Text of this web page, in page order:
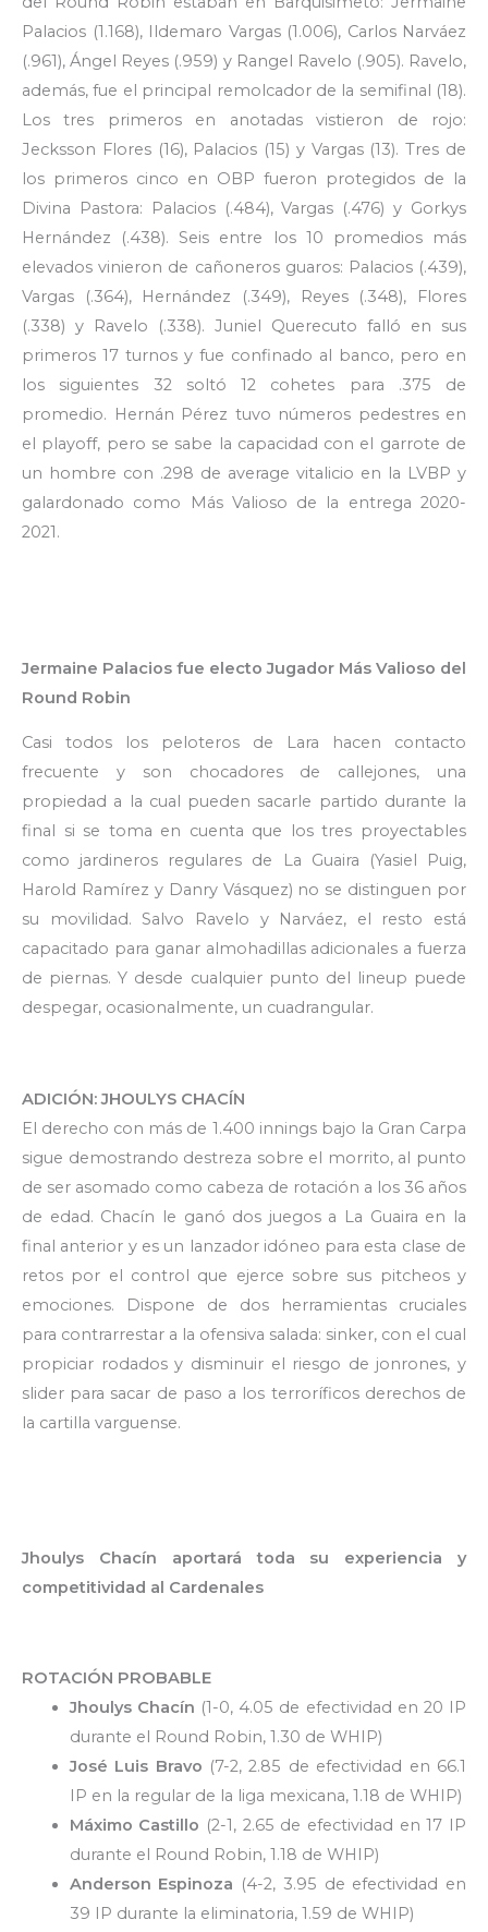
Palacios (1.168), Ildemaro Vargas (1.006), Carlos Narváez
(.961), Ángel Reyes (.959) y Rangel Ravelo (.905). Ravelo,
además, fue el principal remolcador de la semifinal (18).
Los tres primeros en anotadas vistieron de rojo:
Jecksson Flores (16), Palacios (15) y Vargas (13). Tres de
los primeros cinco en OBP fueron protegidos de la
Divina Pastora: Palacios (.484), Vargas (.476) y Gorkys
Hernández (.438). Seis entre los 10 promedios más
elevados vinieron de cañoneros guaros: Palacios (.439),
Vargas (.364), Hernández (.349), Reyes (.348), Flores
(.338) y Ravelo (.338). Juniel Querecuto falló en sus
primeros 17 turnos y fue confinado al banco, pero en
los siguientes 32 soltó 12 cohetes para .375 de
promedio. Hernán Pérez tuvo números pedestres en
el playoff, pero se sabe la capacidad con el garrote de
un hombre con .298 de average vitalicio en la LVBP y
galardonado como Más Valioso de la entrega 2020-
2021.
Jermaine Palacios fue electo Jugador Más Valioso del
Round Robin
Casi todos los peloteros de Lara hacen contacto
frecuente y son chocadores de callejones, una
propiedad a la cual pueden sacarle partido durante la
final si se toma en cuenta que los tres proyectables
como jardineros regulares de La Guaira (Yasiel Puig,
Harold Ramírez y Danry Vásquez) no se distinguen por
su movilidad. Salvo Ravelo y Narváez, el resto está
capacitado para ganar almohadillas adicionales a fuerza
de piernas. Y desde cualquier punto del lineup puede
despegar, ocasionalmente, un cuadrangular.
ADICIÓN: JHOULYS CHACÍN
El derecho con más de 1.400 innings bajo la Gran Carpa
sigue demostrando destreza sobre el morrito, al punto
de ser asomado como cabeza de rotación a los 36 años
de edad. Chacín le ganó dos juegos a La Guaira en la
final anterior y es un lanzador idóneo para esta clase de
retos por el control que ejerce sobre sus pitcheos y
emociones. Dispone de dos herramientas cruciales
para contrarrestar a la ofensiva salada: sinker, con el cual
propiciar rodados y disminuir el riesgo de jonrones, y
slider para sacar de paso a los terroríficos derechos de
la cartilla varguense.
Jhoulys Chacín aportará toda su experiencia y
competitividad al Cardenales
ROTACIÓN PROBABLE
Jhoulys Chacín (1-0, 4.05 de efectividad en 20 IP
durante el Round Robin, 1.30 de WHIP)
José Luis Bravo (7-2, 2.85 de efectividad en 66.1
IP en la regular de la liga mexicana, 1.18 de WHIP)
Máximo Castillo (2-1, 2.65 de efectividad en 17 IP
durante el Round Robin, 1.18 de WHIP)
Anderson Espinoza (4-2, 3.95 de efectividad en
39 IP durante la eliminatoria, 1.59 de WHIP)